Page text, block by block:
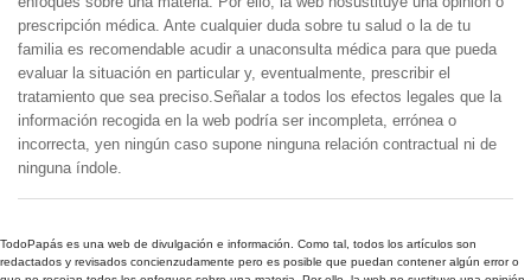
prescripción médica. Ante cualquier duda sobre tu salud o la de tu
familia es recomendable acudir a unaconsulta médica para que pueda
evaluar la situación en particular y, eventualmente, prescribir el
tratamiento que sea preciso.Señalar a todos los efectos legales que la
información recogida en la web podría ser incompleta, errónea o
incorrecta, yen ningún caso supone ninguna relación contractual ni de
ninguna índole.
TodoPapás es una web de divulgación e información. Como tal, todos los artículos son
redactados y revisados concienzudamente pero es posible que puedan contener algún error o